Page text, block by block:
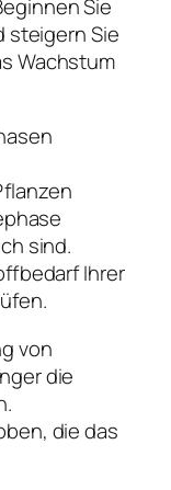
Sie
steigern Sie
Wachstum
sind.
Ihrer
von
die
die das